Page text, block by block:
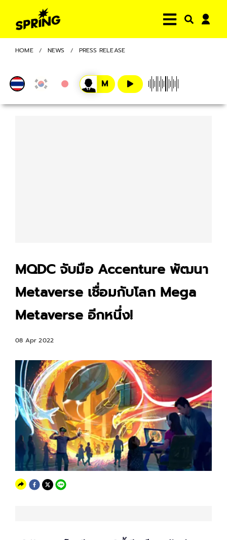
HOME NEWS PRESS RELEASE
MQDC จับมือ Accenture พัฒนา
Metaverse เชื่อมกับโลก Mega
Metaverse อีกหนึ่ง!
08 Apr 2022